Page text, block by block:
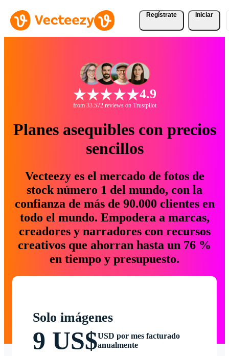
Regístrate Iniciar
4.9
from 33.572 reviews on Trustpilot
Planes asequibles con precios
sencillos
Vecteezy es el mercado de fotos de
stock número 1 del mundo, con la
confianza de más de 90.000 clientes en
todo el mundo. Empodera a marcas,
creadores y narradores con recursos
creativos que ahorran hasta un 76 %
en tiempo y presupuesto.
Solo imágenes
9 US$USD por mes facturado
anualmente